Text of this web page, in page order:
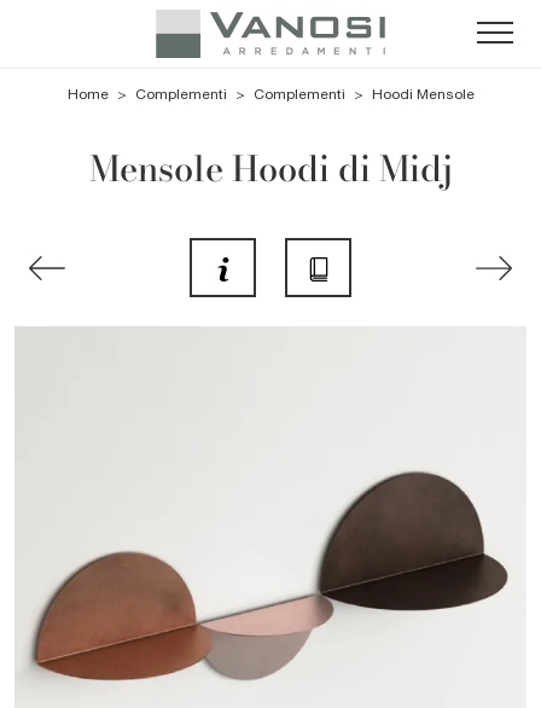
Home > Complementi > Complementi > Hoodi Mensole
Mensole Hoodi di Midj